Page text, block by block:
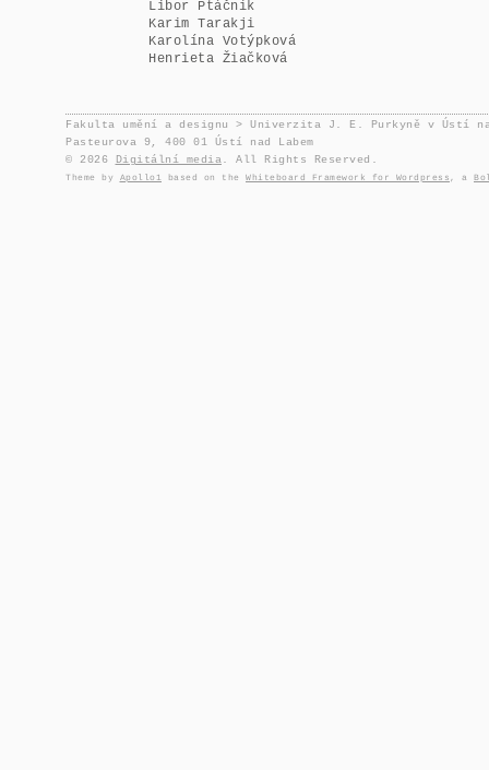
Libor Ptáčník
Karim Tarakji
Karolína Votýpková
Henrieta Žiačková
Fakulta umění a designu > Univerzita J. E. Purkyně v Ústí
Pasteurova 9, 400 01 Ústí nad Labem
© 2026
Digitální media. All Rights Reserved.
Theme by Apollo1 based on the Whiteboard Framework for Wordpress , a